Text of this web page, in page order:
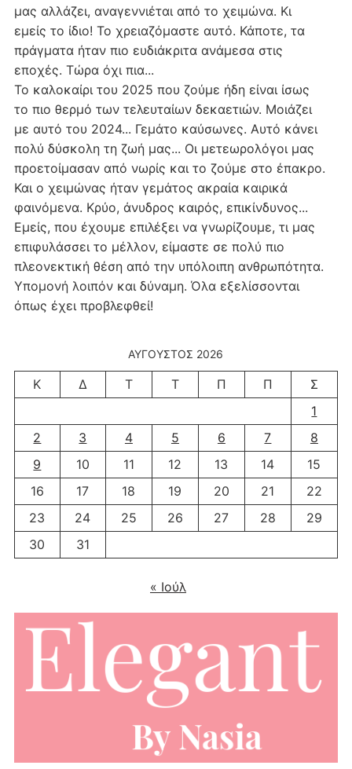
μας αλλάζει, αναγεννιέται από το χειμώνα. Κι
εμείς το ίδιο! Το χρειαζόμαστε αυτό. Κάποτε, τα
πράγματα ήταν πιο ευδιάκριτα ανάμεσα στις
εποχές. Τώρα όχι πια...
Το καλοκαίρι του 2025 που ζούμε ήδη είναι ίσως
το πιο θερμό των τελευταίων δεκαετιών. Μοιάζει
με αυτό του 2024... Γεμάτο καύσωνες. Αυτό κάνει
πολύ δύσκολη τη ζωή μας... Οι μετεωρολόγοι μας
προετοίμασαν από νωρίς και το ζούμε στο έπακρο.
Και ο χειμώνας ήταν γεμάτος ακραία καιρικά
φαινόμενα. Κρύο, άνυδρος καιρός, επικίνδυνος...
Εμείς, που έχουμε επιλέξει να γνωρίζουμε, τι μας
επιφυλάσσει το μέλλον, είμαστε σε πολύ πιο
πλεονεκτική θέση από την υπόλοιπη ανθρωπότητα.
Υπομονή λοιπόν και δύναμη. Όλα εξελίσσονται
όπως έχει προβλεφθεί!
ΑΎΓΟΥΣΤΟΣ 2026
Κ Δ Τ Τ Π Π
Σ
1
2
3 4 5 6 7
8
9
10 11 12 13 14
15
16
17 18 19 20 21
22
23
24 25 26 27 28
29
30
31
« Ιούλ